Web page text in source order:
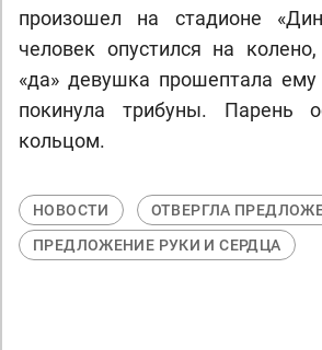
произошел на стадионе
человек опустился на
«да» девушка прошептала ему
покинула трибуны. Парень
кольцом.
НОВОСТИ
ОТВЕРГЛА
ПРЕДЛОЖЕНИЕ РУКИ И СЕРДЦА